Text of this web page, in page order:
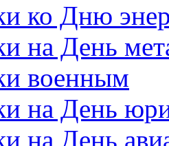
ко Дню
на День
военным
на День
на День